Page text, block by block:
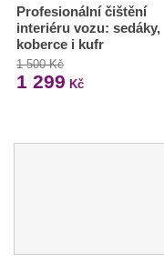
Profesionální čištění
interiéru vozu: sedáky,
koberce i kufr
1 500 Kč
1 299 Kč